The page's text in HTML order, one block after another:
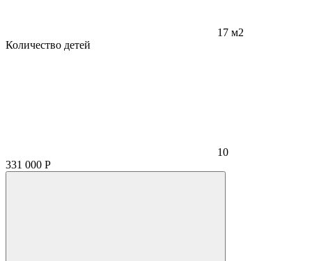
17 м2
Количество детей
10
331 000 Р